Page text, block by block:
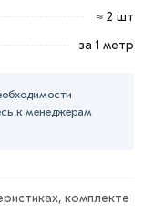
бетонных
на кнопку
позвонив по
в интернет-
≈ 2 шт
за 1 метр
к менеджерам
комплекте